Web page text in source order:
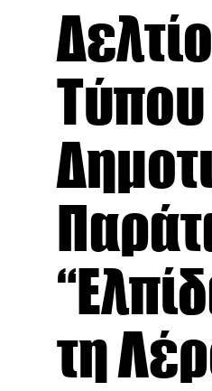
Δελτίο
Τύπου
τη